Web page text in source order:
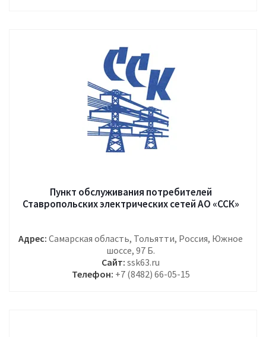
Пункт обслуживания потребителей
Ставропольских электрических сетей АО «ССК»
Адрес: Самарская область, Тольятти, Россия, Южное
шоссе, 97 Б.
Сайт: ssk63.ru
Телефон: +7 (8482) 66-05-15